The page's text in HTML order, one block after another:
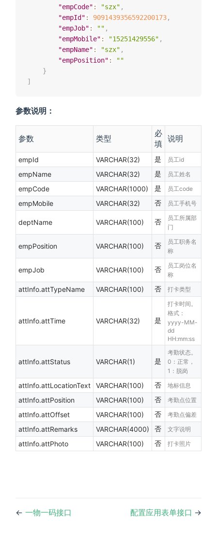
"empCode" : "szx" ,
"empId" : 9091439356592200173,
"empJob" : "" ,
"empMobile" : "15251429556" ,
"empName" : "szx" ,
"empPosition" :
""
}
]
参数说明：
参数 类型
必
填
说明
empId VARCHAR(32) 是 员工id
empName VARCHAR(32) 是 员工姓名
empCode VARCHAR(1000) 是 员工code
empMobile VARCHAR(32) 否 员工手机号
deptName VARCHAR(100) 否
员工所属部
门
empPosition VARCHAR(100) 否
员工职务名
称
empJob VARCHAR(100) 否
员工岗位名
称
attInfo.attTypeName VARCHAR(100) 否 打卡类型
attInfo.attTime VARCHAR(32) 是
打卡时间。
格式：
yyyy-MM-
dd
HH:mm:ss
attInfo.attStatus VARCHAR(1) 是
考勤状态。
0：正常，
1：脱岗
attInfo.attLocationText VARCHAR(100) 否 地标信息
attInfo.attPosition VARCHAR(100) 否 考勤点位置
attInfo.attOffset VARCHAR(100) 否 考勤点偏差
attInfo.attRemarks VARCHAR(4000) 否 文字说明
attInfo.attPhoto VARCHAR(100) 否 打卡照片
← 一物一码接口 配置应用表单接口 →